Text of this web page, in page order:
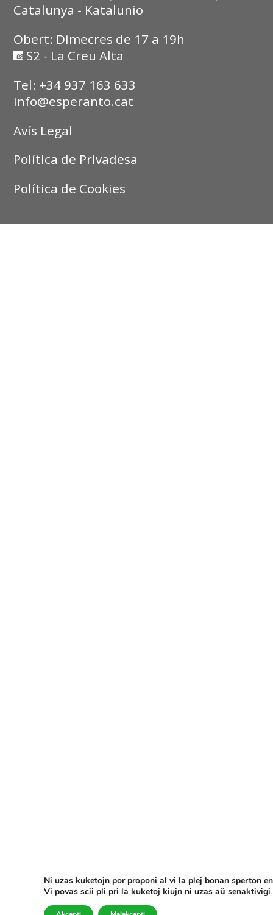
Catalunya - Katalunio
Obert: Dimecres de 17 a 19h
S2 - La Creu Alta
Tel: +34 937 163 633
info@esperanto.cat
Avís Legal
Política de Privadesa
Política de Cookies
Ni uzas kuketojn por proponi al vi la plej bonan sperton
Vi povas scii pli pri la kuketoj kiujn ni uzas aŭ